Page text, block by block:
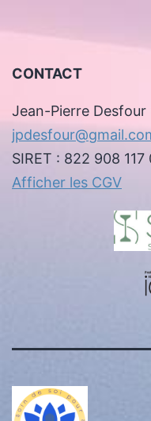
CONTACT
Jean-Pierre Desfour
SIRET : 822 908 117
Afficher les CGV